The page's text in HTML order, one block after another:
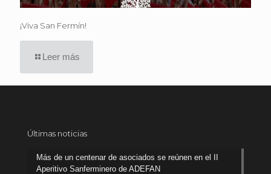
¡Viva San Fermín!
Leer más
Últimas noticias
Más de un centenar de asociados se reúnen en el II
Aperitivo Sanferminero de ADEFAN